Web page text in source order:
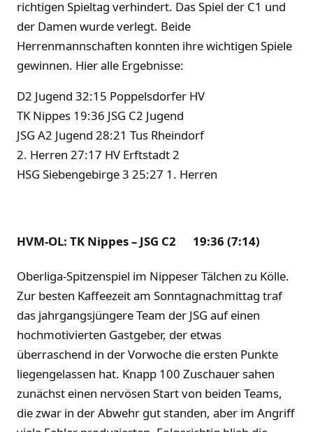
richtigen Spieltag verhindert. Das Spiel der C1 und
der Damen wurde verlegt. Beide
Herrenmannschaften konnten ihre wichtigen Spiele
gewinnen. Hier alle Ergebnisse:
D2 Jugend 32:15 Poppelsdorfer HV
TK Nippes 19:36 JSG C2 Jugend
JSG A2 Jugend 28:21 Tus Rheindorf
2. Herren 27:17 HV Erftstadt 2
HSG Siebengebirge 3 25:27 1. Herren
HVM-OL: TK Nippes – JSG C2 19:36 (7:14)
Oberliga-Spitzenspiel im Nippeser Tälchen zu Kölle.
Zur besten Kaffeezeit am Sonntagnachmittag traf
das jahrgangsjüngere Team der JSG auf einen
hochmotivierten Gastgeber, der etwas
überraschend in der Vorwoche die ersten Punkte
liegengelassen hat. Knapp 100 Zuschauer sahen
zunächst einen nervösen Start von beiden Teams,
die zwar in der Abwehr gut standen, aber im Angriff